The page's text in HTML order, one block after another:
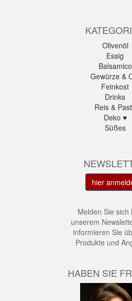
Olivenöl
Essig
Balsamico
Gewürze &
Feinkost
Drinks
Reis &
Deko ♥
Süßes
hier
Melden Sie sich
unserem
informieren Sie
Produkte und
HABEN SIE